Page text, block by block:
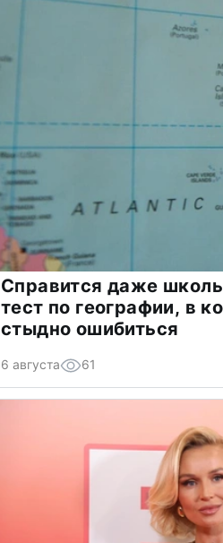
Справится даже
тест по географии, в
стыдно ошибиться
6 августа 61